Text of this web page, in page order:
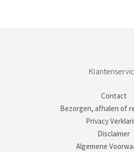
Contact
Bezorgen, afhalen of
Privacy
Disclaimer
Algemene